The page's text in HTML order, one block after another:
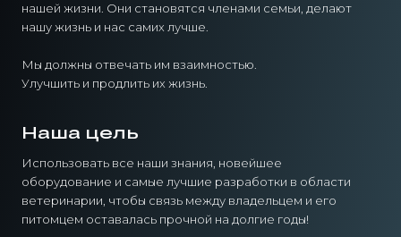
нашей жизни. Они становятся членами семьи, делают
нашу жизнь и нас самих лучше.
Мы должны отвечать им взаимностью.
Улучшить и продлить их жизнь.
Наша цель
Использовать все наши знания, новейшее
оборудование и самые лучшие разработки в области
ветеринарии, чтобы связь между владельцем и его
питомцем оставалась прочной на долгие годы!